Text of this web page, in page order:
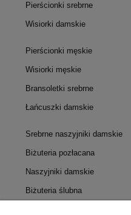
Pierścionki srebrne
Wisiorki damskie
Pierścionki męskie
Wisiorki męskie
Bransoletki srebrne
Łańcuszki damskie
Srebrne naszyjniki damskie
Biżuteria pozłacana
Naszyjniki damskie
Biżuteria ślubna